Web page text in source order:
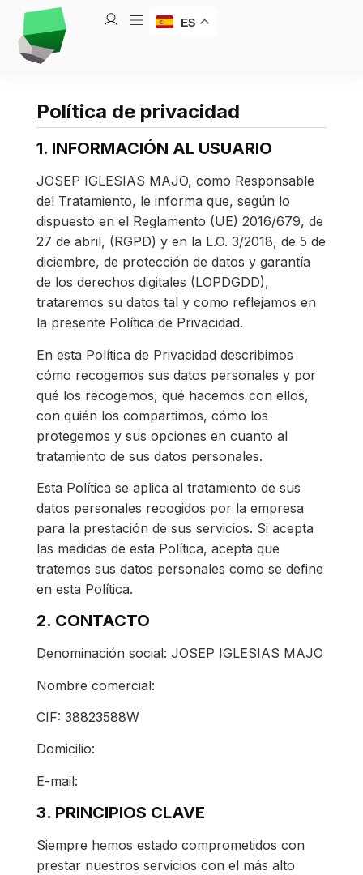
ES
Política de privacidad
1. INFORMACIÓN AL USUARIO
JOSEP IGLESIAS MAJO, como Responsable
del Tratamiento, le informa que, según lo
dispuesto en el Reglamento (UE) 2016/679, de
27 de abril, (RGPD) y en la L.O. 3/2018, de 5 de
diciembre, de protección de datos y garantía
de los derechos digitales (LOPDGDD),
trataremos su datos tal y como reflejamos en
la presente Política de Privacidad.
En esta Política de Privacidad describimos
cómo recogemos sus datos personales y por
qué los recogemos, qué hacemos con ellos,
con quién los compartimos, cómo los
protegemos y sus opciones en cuanto al
tratamiento de sus datos personales.
Esta Política se aplica al tratamiento de sus
datos personales recogidos por la empresa
para la prestación de sus servicios. Si acepta
las medidas de esta Política, acepta que
tratemos sus datos personales como se define
en esta Política.
2. CONTACTO
Denominación social: JOSEP IGLESIAS MAJO
Nombre comercial:
CIF: 38823588W
Domicilio:
E-mail:
3. PRINCIPIOS CLAVE
Siempre hemos estado comprometidos con
prestar nuestros servicios con el más alto